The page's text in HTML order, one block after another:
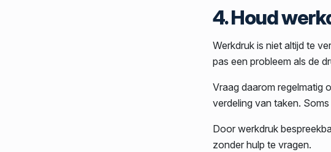
4. Houd
Werkdruk is niet altijd te
pas een probleem als de
Vraag daarom regelmatig
verdeling van taken.
Door werkdruk
zonder hulp te vragen.